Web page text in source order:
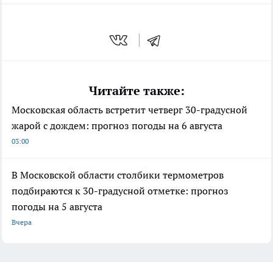
Читайте также:
Московская область встретит четверг 30-градусной
жарой с дождем: прогноз погоды на 6 августа
03:00
В Московской области столбики термометров
подбираются к 30-градусной отметке: прогноз
погоды на 5 августа
Вчера